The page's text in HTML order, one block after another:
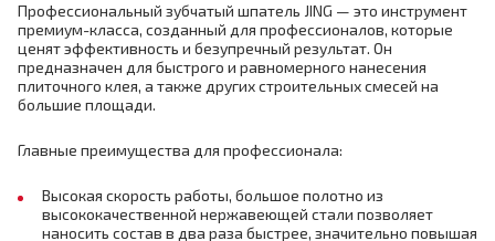
Профессиональный зубчатый шпатель JING — это инструмент
премиум-класса, созданный для профессионалов, которые
ценят эффективность и безупречный результат. Он
предназначен для быстрого и равномерного нанесения
плиточного клея, а также других строительных смесей на
большие площади.
Главные преимущества для профессионала:
Высокая скорость работы, большое полотно из
высококачественной нержавеющей стали позволяет
наносить состав в два раза быстрее, значительно повышая